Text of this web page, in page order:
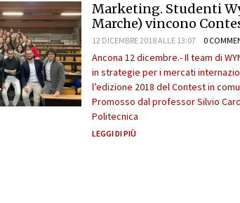
Marketing. Studenti
Marche) vincono
12 DICEMBRE 2018 ALLE 13:07 0
Ancona 12 dicembre.- Il team di
in strategie per i mercati
l’edizione 2018 del Contest in
Promosso dal professor Silvio
Politecnica
LEGGI DI PIÙ